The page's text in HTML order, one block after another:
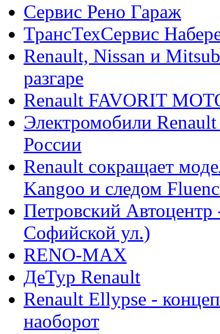
Сервис Рено Гараж
ТрансТехСервис
Renault, Nissan и
разгаре
Renault FAVORIT
Электромобили
России
Renault сокращает
Kangoo и следом
Петровский
Софийской ул.)
RENO-MAX
ДеТур Renault
Renault Ellypse -
наоборот